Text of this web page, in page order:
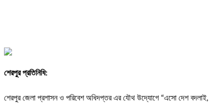
শেরপুর প্রতিনিধি:
শেরপুর জেলা প্রশাসন ও পরিবেশ অধিদপ্তর এর যৌথ উদ্যোগে “এসো দেশ বদলাই,